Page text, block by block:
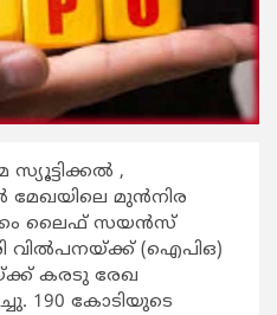
സ്യൂട്ടിക്കല്‍ ,
മേഖയിലെ മുന്‍നിര
ലൈഫ് സയന്‍സ്
വില്‍പനയ്ക്ക് (ഐപിഒ)
കരടു രേഖ
190 കോടിയുടെ